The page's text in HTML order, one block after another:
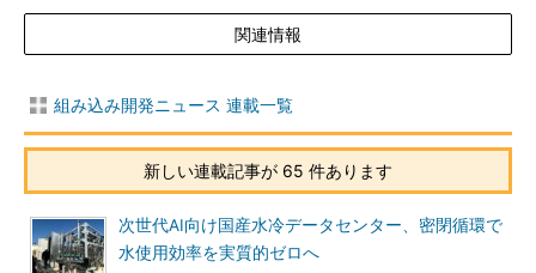
関連情報
組み込み開発ニュース 連載一覧
新しい連載記事が 65 件あります
次世代AI向け国産水冷データセンター、密閉循環で
水使用効率を実質的ゼロへ